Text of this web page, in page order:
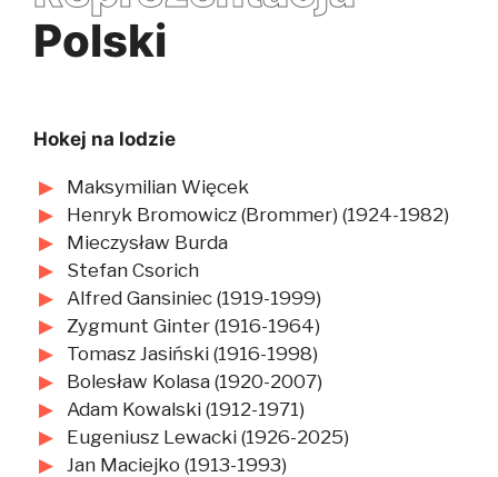
Polski
Hokej na lodzie
Maksymilian Więcek
Henryk Bromowicz (Brommer) (1924-1982)
Mieczysław Burda
Stefan Csorich
Alfred Gansiniec (1919-1999)
Zygmunt Ginter (1916-1964)
Tomasz Jasiński (1916-1998)
Bolesław Kolasa (1920-2007)
Adam Kowalski (1912-1971)
Eugeniusz Lewacki (1926-2025)
Jan Maciejko (1913-1993)